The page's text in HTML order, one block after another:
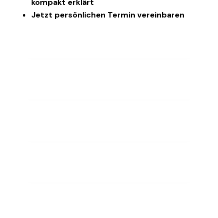
Jetzt persönlichen Termin vereinbaren